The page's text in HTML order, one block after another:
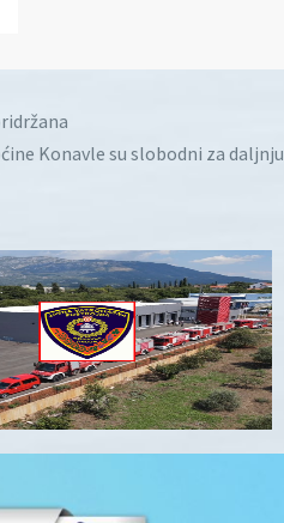
Konavle su slobodni za daljnju